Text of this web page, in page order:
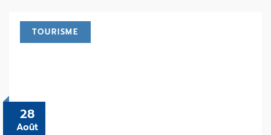
28
Août
TOURISME